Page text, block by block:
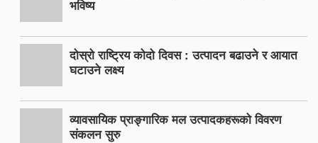
भविष्य
दोस्रो राष्ट्रिय कोदो दिवस : उत्पादन बढाउने र आयात
घटाउने लक्ष्य
व्यावसायिक प्राङ्गारिक मल उत्पादकहरूको विवरण
संकलन सुरु